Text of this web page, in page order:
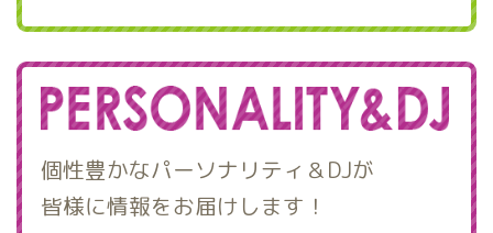
個性豊かなパーソナリティ＆DJが
皆様に情報をお届けします！